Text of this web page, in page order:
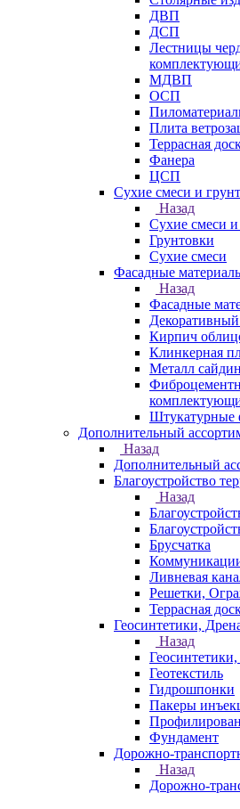
ДВП
ДСП
Лестницы
МДВП
ОСП
Плита
Террасная
Фанера
ЦСП
Сухие смеси и
Назад
Сухие смеси
Грунтовки
Сухие смеси
Фасадные
Назад
Фасадные
Кирпич
Клинкерная
Металл
Штукатурные
Дополнительный
Назад
Дополнительный
Благоустройство
Назад
Брусчатка
Ливневая
Решетки,
Террасная
Геосинтетики,
Назад
Геотекстиль
Гидрошпонки
Пакеры
Фундамент
Дорожно-
Назад
Дорожно-